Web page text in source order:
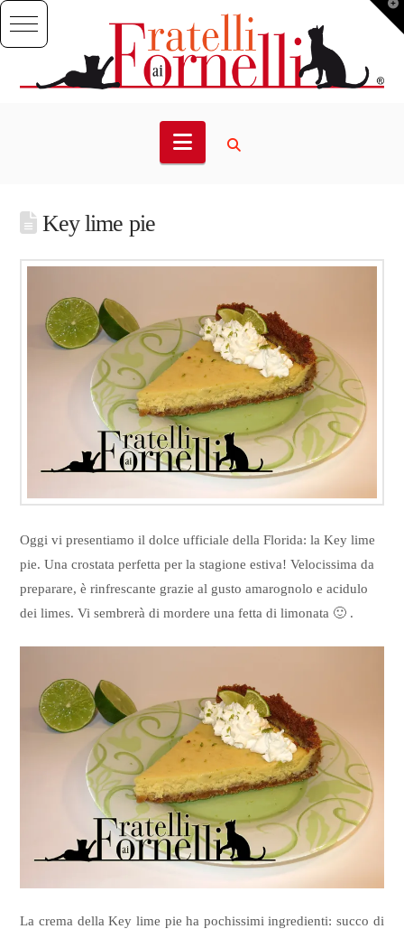
Navigation
Key lime pie
Oggi vi presentiamo il dolce ufficiale della Florida: la Key lime
pie. Una crostata perfetta per la stagione estiva! Velocissima da
preparare, è rinfrescante grazie al gusto amarognolo e acidulo
dei limes. Vi sembrerà di mordere una fetta di limonata 🙂 .
La crema della Key lime pie ha pochissimi ingredienti: succo di